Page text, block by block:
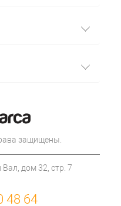
защищены.
дом 32, стр. 7
48 64